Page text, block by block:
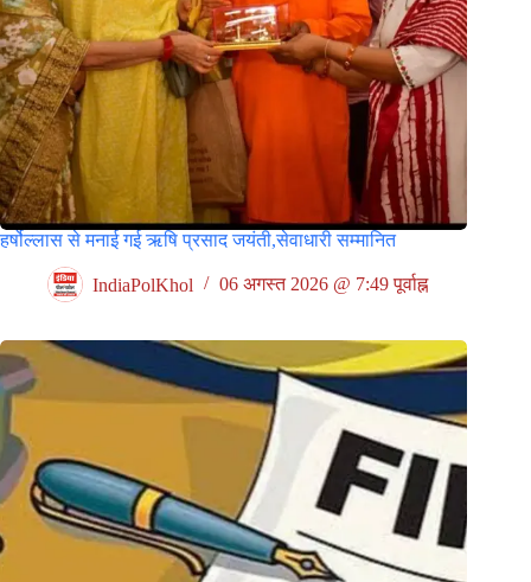
हर्षोल्लास से मनाई गई ऋषि प्रसाद जयंती,सेवाधारी सम्मानित
IndiaPolKhol 06 अगस्त 2026 @ 7:49 पूर्वाह्न